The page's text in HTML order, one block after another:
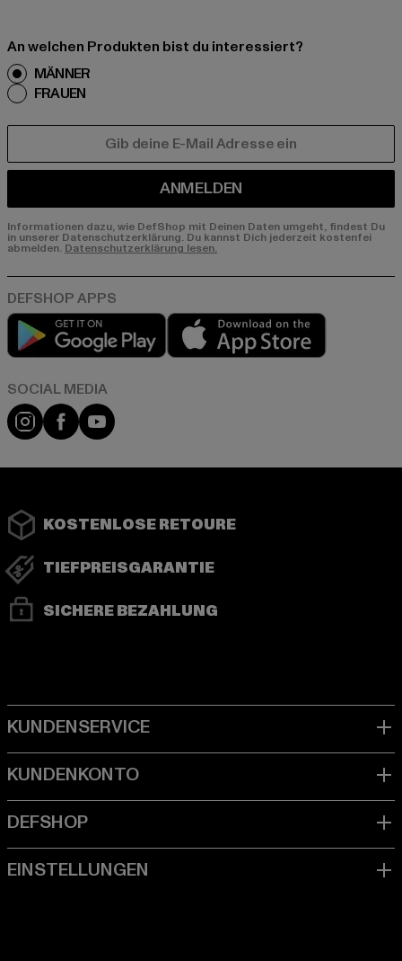
An welchen Produkten bist du interessiert?
MÄNNER
FRAUEN
ANMELDEN
Informationen dazu, wie DefShop mit Deinen Daten umgeht, findest Du
in unserer Datenschutzerklärung. Du kannst Dich jederzeit kostenfei
abmelden. Datenschutzerklärung lesen.
Play market
Instagram
FacebookYouTube
KOSTENLOSE RETOURE
TIEFPREISGARANTIE
SICHERE BEZAHLUNG